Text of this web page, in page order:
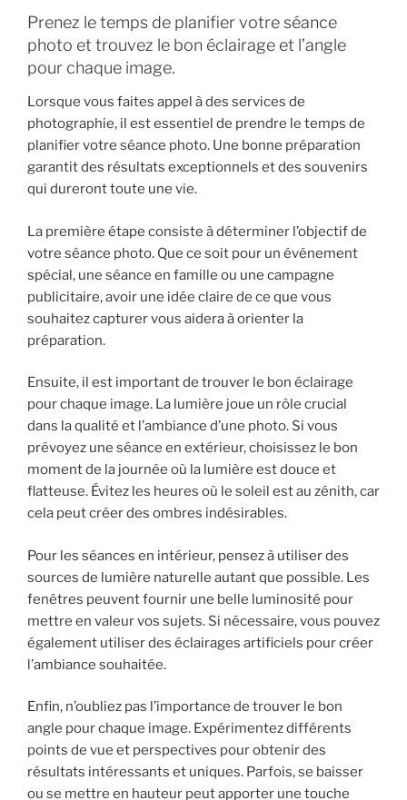
Prenez le temps de planifier votre séance
photo et trouvez le bon éclairage et l’angle
pour chaque image.
Lorsque vous faites appel à des services de
photographie, il est essentiel de prendre le temps de
planifier votre séance photo. Une bonne préparation
garantit des résultats exceptionnels et des souvenirs
qui dureront toute une vie.
La première étape consiste à déterminer l’objectif de
votre séance photo. Que ce soit pour un événement
spécial, une séance en famille ou une campagne
publicitaire, avoir une idée claire de ce que vous
souhaitez capturer vous aidera à orienter la
préparation.
Ensuite, il est important de trouver le bon éclairage
pour chaque image. La lumière joue un rôle crucial
dans la qualité et l’ambiance d’une photo. Si vous
prévoyez une séance en extérieur, choisissez le bon
moment de la journée où la lumière est douce et
flatteuse. Évitez les heures où le soleil est au zénith, car
cela peut créer des ombres indésirables.
Pour les séances en intérieur, pensez à utiliser des
sources de lumière naturelle autant que possible. Les
fenêtres peuvent fournir une belle luminosité pour
mettre en valeur vos sujets. Si nécessaire, vous pouvez
également utiliser des éclairages artificiels pour créer
l’ambiance souhaitée.
Enfin, n’oubliez pas l’importance de trouver le bon
angle pour chaque image. Expérimentez différents
points de vue et perspectives pour obtenir des
résultats intéressants et uniques. Parfois, se baisser
ou se mettre en hauteur peut apporter une touche